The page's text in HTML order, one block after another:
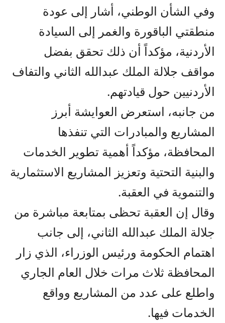
وفي الشأن الوطني، أشار إلى عودة
منطقتي الباقورة والغمر إلى السيادة
الأردنية، مؤكداً أن ذلك تحقق بفضل
مواقف جلالة الملك عبدالله الثاني والتفاف
الأردنيين حول قيادتهم.
من جانبه، استعرض العوايشة أبرز
المشاريع والمبادرات التي تنفذها
المحافظة، مؤكداً أهمية تطوير الخدمات
والبنية التحتية وتعزيز المشاريع الاستثمارية
والتنموية في العقبة.
وقال إن العقبة تحظى بمتابعة مباشرة من
جلالة الملك عبدالله الثاني، إلى جانب
اهتمام الحكومة ورئيس الوزراء، الذي زار
المحافظة ثلاث مرات خلال العام الجاري
واطلع على عدد من المشاريع وواقع
الخدمات فيها.